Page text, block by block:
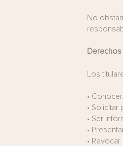
No
Los
•
• Solicitar
• Ser
•
•